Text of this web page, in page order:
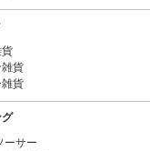
貨
貨
貨
グ
ーサー